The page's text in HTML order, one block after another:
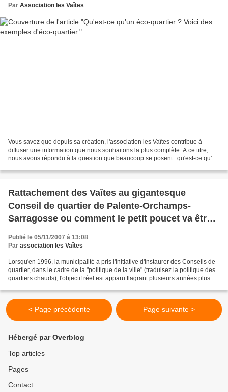
Par Association les Vaîtes
Vous savez que depuis sa création, l'association les Vaîtes contribue à
diffuser une information que nous souhaitons la plus complète. A ce titre,
nous avons répondu à la question que beaucoup se posent : qu'est-ce qu'un
Rattachement des Vaîtes au gigantesque
Conseil de quartier de Palente-Orchamps-
Sarragosse ou comment le petit poucet va être
Publié le 05/11/2007 à 13:08
Par association les Vaîtes
Lorsqu'en 1996, la municipalité a pris l'initiative d'instaurer des Conseils de
quartier, dans le cadre de la "politique de la ville" (traduisez la politique des
quartiers chauds), l'objectif réel est apparu flagrant plusieurs années plus
< Page précédente Page suivante >
Hébergé par Overblog
Top articles
Pages
Contact